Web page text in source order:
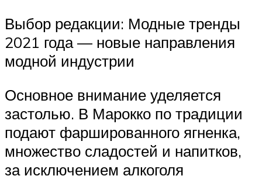
Выбор редакции: Модные тренды
2021 года — новые направления
модной индустрии
Основное внимание уделяется
застолью. В Марокко по традиции
подают фаршированного ягненка,
множество сладостей и напитков,
за исключением алкоголя